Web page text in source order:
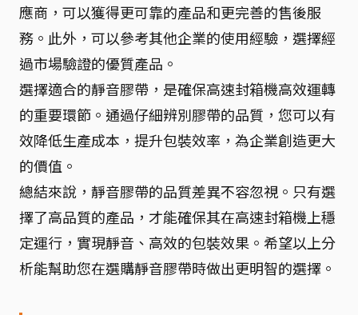
應商，可以獲得更可靠的產品和更完善的售後服
務。此外，可以參考其他企業的使用經驗，選擇經
過市場驗證的優質產品。
選擇適合的靜音膠帶，是確保高速封箱機高效運轉
的重要環節。通過仔細辨別膠帶的品質，您可以有
效降低生產成本，提升包裝效率，為企業創造更大
的價值。
總結來說，靜音膠帶的品質差異不容忽視。只有選
擇了高品質的產品，才能確保其在高速封箱機上穩
定運行，實現靜音、高效的包裝效果。希望以上分
析能幫助您在選購靜音膠帶時做出更明智的選擇。